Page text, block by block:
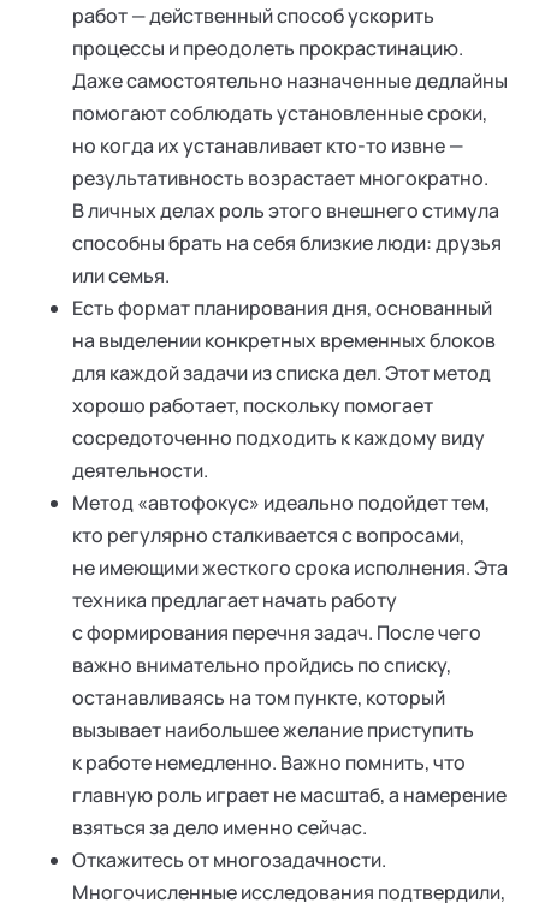
работ — действенный способ ускорить
процессы и преодолеть прокрастинацию.
Даже самостоятельно назначенные дедлайны
помогают соблюдать установленные сроки,
но когда их устанавливает кто-то извне —
результативность возрастает многократно.
В личных делах роль этого внешнего стимула
способны брать на себя близкие люди: друзья
или семья.
Есть формат планирования дня, основанный
на выделении конкретных временных блоков
для каждой задачи из списка дел. Этот метод
хорошо работает, поскольку помогает
сосредоточенно подходить к каждому виду
деятельности.
Метод «автофокус» идеально подойдет тем,
кто регулярно сталкивается с вопросами,
не имеющими жесткого срока исполнения. Эта
техника предлагает начать работу
с формирования перечня задач. После чего
важно внимательно пройдись по списку,
останавливаясь на том пункте, который
вызывает наибольшее желание приступить
к работе немедленно. Важно помнить, что
главную роль играет не масштаб, а намерение
взяться за дело именно сейчас.
Откажитесь от многозадачности.
Многочисленные исследования подтвердили,